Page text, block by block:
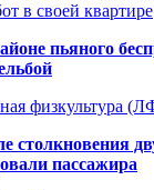
в своей квартире
пьяного
физкультура
столкновения
пассажира